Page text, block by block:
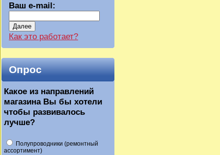
Ваш e-mail:
Далее
Как это работает?
Опрос
Какое из направлений
магазина Вы бы хотели
чтобы развивалось
лучше?
Полупроводники (ремонтный
ассортимент)